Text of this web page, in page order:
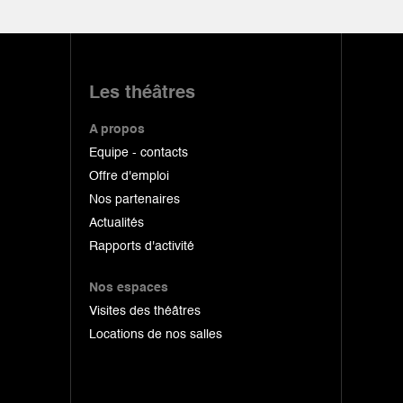
Les théâtres
A propos
Equipe - contacts
Offre d'emploi
Nos partenaires
Actualités
Rapports d'activité
Nos espaces
Visites des théâtres
Locations de nos salles